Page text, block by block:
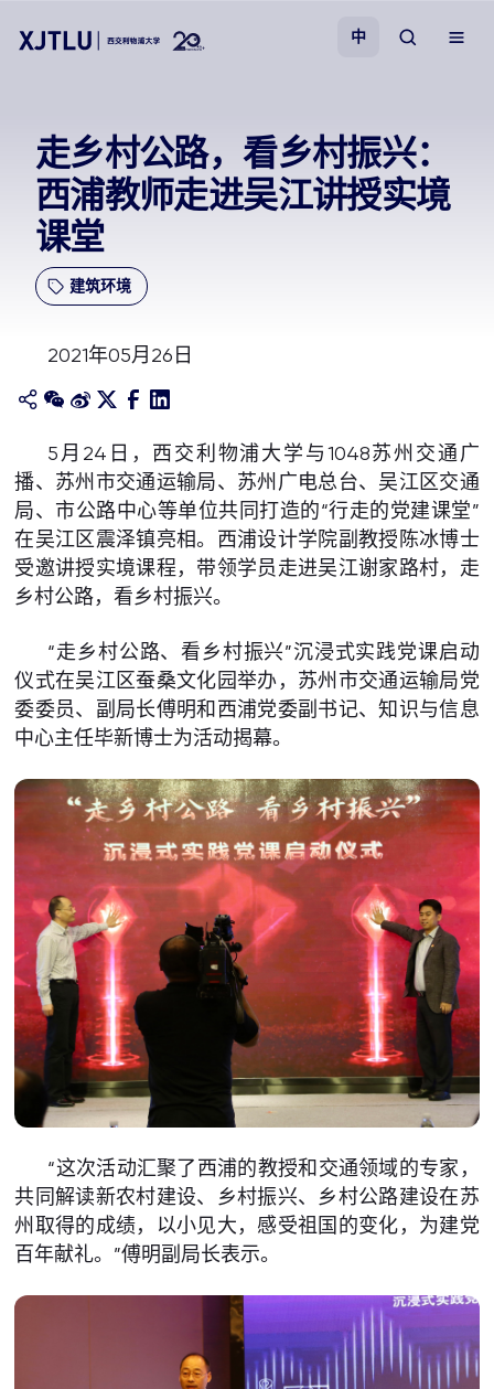
招生
科研
关于我们
中
走乡村公路，看乡村振兴：
西浦教师走进吴江讲授实境
课堂
建筑环境
2021年05月26日
5月24日，西交利物浦大学与1048苏州交通广
播、苏州市交通运输局、苏州广电总台、吴江区交通
局、市公路中心等单位共同打造的“行走的党建课堂”
在吴江区震泽镇亮相。西浦设计学院副教授陈冰博士
受邀讲授实境课程，带领学员走进吴江谢家路村，走
乡村公路，看乡村振兴。
“走乡村公路、看乡村振兴”沉浸式实践党课启动
仪式在吴江区蚕桑文化园举办，苏州市交通运输局党
委委员、副局长傅明和西浦党委副书记、知识与信息
中心主任毕新博士为活动揭幕。
“这次活动汇聚了西浦的教授和交通领域的专家，
共同解读新农村建设、乡村振兴、乡村公路建设在苏
州取得的成绩，以小见大，感受祖国的变化，为建党
百年献礼。”傅明副局长表示。